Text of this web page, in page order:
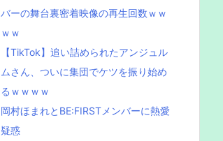
バーの舞台裏密着映像の再生回数ｗｗ
ｗｗ
【TikTok】追い詰められたアンジュル
ムさん、ついに集団でケツを振り始め
るｗｗｗｗ
岡村ほまれとBE:FIRSTメンバーに熱愛
疑惑